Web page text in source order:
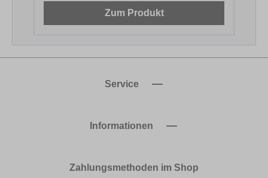
Zum Produkt
Service
Informationen
Zahlungsmethoden im Shop